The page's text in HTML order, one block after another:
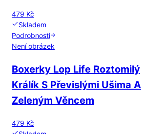
479 Kč
Skladem
Podrobnosti
Není obrázek
Boxerky Lop Life Roztomilý
Králík S Převislými Ušima A
Zeleným Věncem
479 Kč